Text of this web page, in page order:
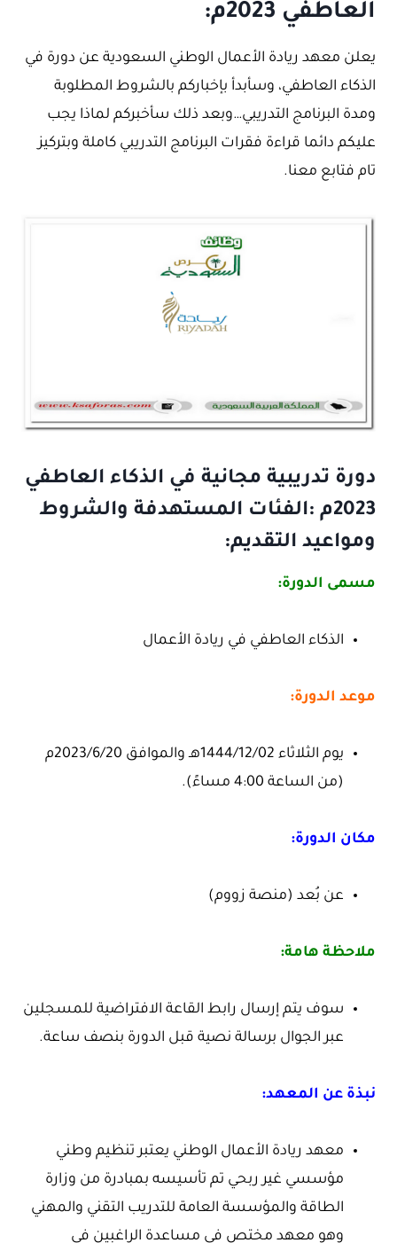
العاطفي 2023م:
يعلن معهد ريادة الأعمال الوطني السعودية عن دورة في
الذكاء العاطفي، وسأبدأ بإخباركم بالشروط المطلوبة
ومدة البرنامج التدريبي…وبعد ذلك سأخبركم لماذا يجب
عليكم دائما قراءة فقرات البرنامج التدريبي كاملة وبتركيز
تام فتابع معنا.
دورة تدريبية مجانية في الذكاء العاطفي
2023م :الفئات المستهدفة والشروط
ومواعيد التقديم:
مسمى الدورة:
الذكاء العاطفي في ريادة الأعمال
موعد الدورة:
يوم الثلاثاء 1444/12/02هـ والموافق 2023/6/20م
(من الساعة 4:00 مساءً).
مكان الدورة:
عن بُعد (منصة زووم)
ملاحظة هامة:
سوف يتم إرسال رابط القاعة الافتراضية للمسجلين
عبر الجوال برسالة نصية قبل الدورة بنصف ساعة.
نبذة عن المعهد:
معهد ريادة الأعمال الوطني يعتبر تنظيم وطني
مؤسسي غير ربحي تم تأسيسه بمبادرة من وزارة
الطاقة والمؤسسة العامة للتدريب التقني والمهني
وهو معهد مختص في مساعدة الراغبين في